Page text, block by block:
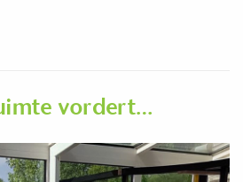
vordert…